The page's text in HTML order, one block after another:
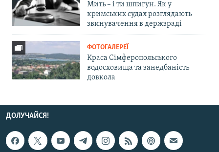
Мить – і ти шпигун. Як у
кримських судах розглядають
звинувачення в держзраді
ФОТОГАЛЕРЕЇ
Краса Сімферопольського
водосховища та занедбаність
довкола
ДОЛУЧАЙСЯ!